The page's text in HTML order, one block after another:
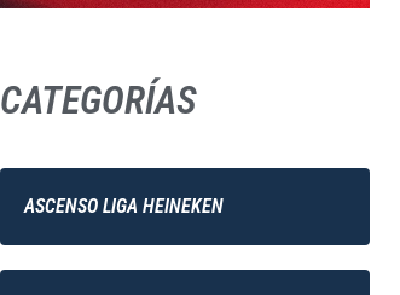
CATEGORÍAS
ASCENSO LIGA HEINEKEN